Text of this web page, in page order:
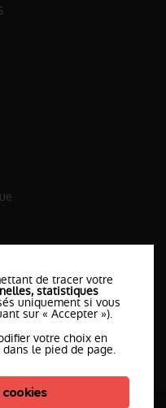
de tracer votre
statistiques
uniquement si vous
sur « Accepter »).
votre choix en
dans le pied de page.